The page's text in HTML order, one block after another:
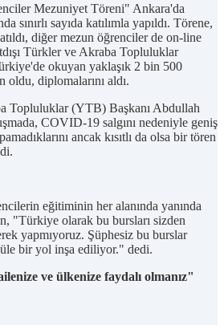
Mezuniyet Töreni" Ankara'da
sınırlı sayıda katılımla yapıldı. Törene,
diğer mezun öğrenciler de on-line
Türkler ve Akraba Topluluklar
okuyan yaklaşık 2 bin 500
oldu, diplomalarını aldı.
Topluluklar (YTB) Başkanı Abdullah
COVID-19 salgını nedeniyle geniş
ancak kısıtlı da olsa bir tören
eğitiminin her alanında yanında
"Türkiye olarak bu bursları sizden
yapmıyoruz. Şüphesiz bu burslar
bir yol inşa ediliyor." dedi.
ve ülkenize faydalı olmanız"